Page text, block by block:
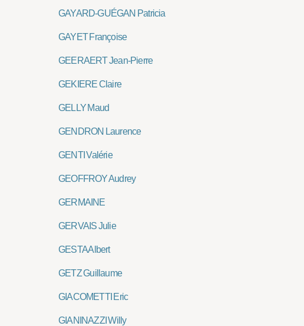
GAYARD-GUÉGAN Patricia
GAYET Françoise
GEERAERT Jean-Pierre
GEKIERE Claire
GELLY Maud
GENDRON Laurence
GENTI Valérie
GEOFFROY Audrey
GERMAINE
GERVAIS Julie
GESTA Albert
GETZ Guillaume
GIACOMETTI Eric
GIANINAZZI Willy